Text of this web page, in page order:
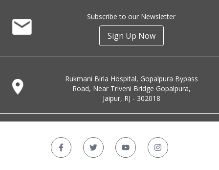
Subscribe to our Newsletter
Sign Up Now
Rukmani Birla Hospital, Gopalpura Bypass
Road, Near Triveni Bridge Gopalpura,
Jaipur, RJ - 302018